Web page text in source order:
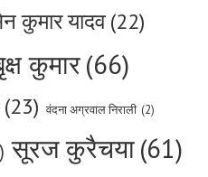
कुमार यादव(22)
कुमार(66)
(23) वंदना अग्रवाल निराली (2)
सूरज कुरैचया(61)